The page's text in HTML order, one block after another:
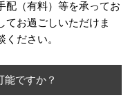
配（有料）等を承ってお
てお過ごしいただけま
ださい。
能ですか？